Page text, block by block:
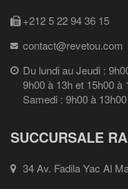
+212 5 22 94 36 15
contact@revetou.com
Du lundi au Jeudi :
9h00 à 13h et 15h00 à
Samedi : 9h00 à 13h00
SUCCURSALE
34 Av. Fadila Yac Al